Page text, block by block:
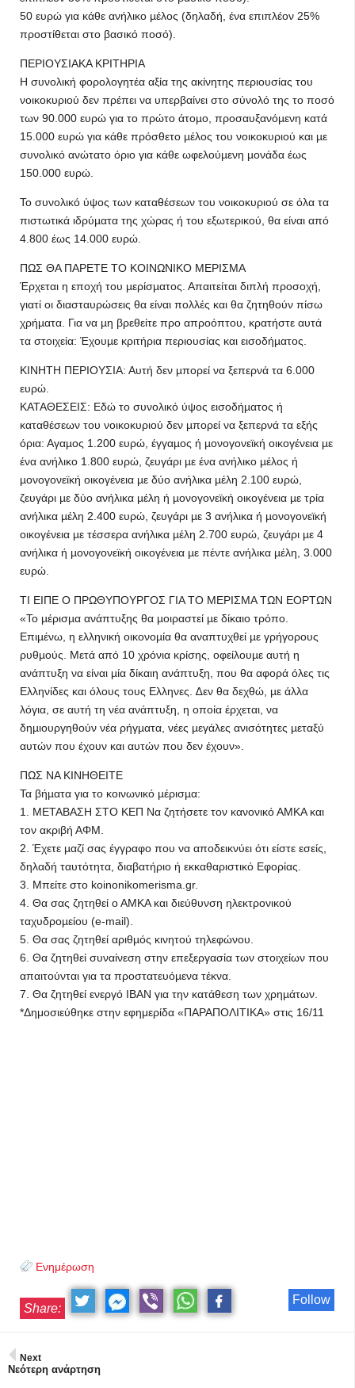
50 ευρώ για κάθε ανήλικο µέλος (δηλαδή, ένα επιπλέον 25%
προστίθεται στο βασικό ποσό).
ΠΕΡΙΟΥΣΙΑΚΑ ΚΡΙΤΗΡΙΑ
Η συνολική φορολογητέα αξία της ακίνητης περιουσίας του
νοικοκυριού δεν πρέπει να υπερβαίνει στο σύνολό της το ποσό
των 90.000 ευρώ για το πρώτο άτοµο, προσαυξανόµενη κατά
15.000 ευρώ για κάθε πρόσθετο µέλος του νοικοκυριού και µε
συνολικό ανώτατο όριο για κάθε ωφελούµενη µονάδα έως
150.000 ευρώ.
Το συνολικό ύψος των καταθέσεων του νοικοκυριού σε όλα τα
πιστωτικά ιδρύµατα της χώρας ή του εξωτερικού, θα είναι από
4.800 έως 14.000 ευρώ.
ΠΩΣ ΘΑ ΠΑΡΕΤΕ ΤΟ ΚΟΙΝΩΝΙΚΟ ΜΕΡΙΣΜΑ
Έρχεται η εποχή του µερίσµατος. Απαιτείται διπλή προσοχή,
γιατί οι διασταυρώσεις θα είναι πολλές και θα ζητηθούν πίσω
χρήµατα. Για να µη βρεθείτε προ απροόπτου, κρατήστε αυτά
τα στοιχεία: Έχουµε κριτήρια περιουσίας και εισοδήµατος.
ΚΙΝΗΤΗ ΠΕΡΙΟΥΣΙΑ: Αυτή δεν µπορεί να ξεπερνά τα 6.000
ευρώ.
ΚΑΤΑΘΕΣΕΙΣ: Εδώ το συνολικό ύψος εισοδήµατος ή
καταθέσεων του νοικοκυριού δεν µπορεί να ξεπερνά τα εξής
όρια: Αγαµος 1.200 ευρώ, έγγαµος ή µονογονεϊκή οικογένεια µε
ένα ανήλικο 1.800 ευρώ, ζευγάρι µε ένα ανήλικο µέλος ή
µονογονεϊκή οικογένεια µε δύο ανήλικα µέλη 2.100 ευρώ,
ζευγάρι µε δύο ανήλικα µέλη ή µονογονεϊκή οικογένεια µε τρία
ανήλικα µέλη 2.400 ευρώ, ζευγάρι µε 3 ανήλικα ή µονογονεϊκή
οικογένεια µε τέσσερα ανήλικα µέλη 2.700 ευρώ, ζευγάρι µε 4
ανήλικα ή µονογονεϊκή οικογένεια µε πέντε ανήλικα µέλη, 3.000
ευρώ.
ΤΙ ΕΙΠΕ Ο ΠΡΩΘΥΠΟΥΡΓΟΣ ΓΙΑ ΤΟ ΜΕΡΙΣΜΑ ΤΩΝ ΕΟΡΤΩΝ
«Το µέρισµα ανάπτυξης θα µοιραστεί µε δίκαιο τρόπο.
Επιµένω, η ελληνική οικονοµία θα αναπτυχθεί µε γρήγορους
ρυθµούς. Μετά από 10 χρόνια κρίσης, οφείλουµε αυτή η
ανάπτυξη να είναι µία δίκαιη ανάπτυξη, που θα αφορά όλες τις
Ελληνίδες και όλους τους Ελληνες. ∆εν θα δεχθώ, µε άλλα
λόγια, σε αυτή τη νέα ανάπτυξη, η οποία έρχεται, να
δηµιουργηθούν νέα ρήγµατα, νέες µεγάλες ανισότητες µεταξύ
αυτών που έχουν και αυτών που δεν έχουν».
ΠΩΣ ΝΑ ΚΙΝΗΘΕΙΤΕ
Τα βήµατα για το κοινωνικό µέρισµα:
1. ΜΕΤΑΒΑΣΗ ΣΤΟ ΚΕΠ Να ζητήσετε τον κανονικό ΑΜΚΑ και
τον ακριβή ΑΦΜ.
2. Έχετε µαζί σας έγγραφο που να αποδεικνύει ότι είστε εσείς,
δηλαδή ταυτότητα, διαβατήριο ή εκκαθαριστικό Εφορίας.
3. Μπείτε στο koinonikomerisma.gr.
4. Θα σας ζητηθεί ο ΑΜΚΑ και διεύθυνση ηλεκτρονικού
ταχυδροµείου (e-mail).
5. Θα σας ζητηθεί αριθµός κινητού τηλεφώνου.
6. Θα ζητηθεί συναίνεση στην επεξεργασία των στοιχείων που
απαιτούνται για τα προστατευόµενα τέκνα.
7. Θα ζητηθεί ενεργό IBAN για την κατάθεση των χρηµάτων.
*Δημοσιεύθηκε στην εφημερίδα «ΠΑΡΑΠΟΛΙΤΙΚΑ» στις 16/11
Ενημέρωση
Follow
Share:
Next
Νεότερη ανάρτηση